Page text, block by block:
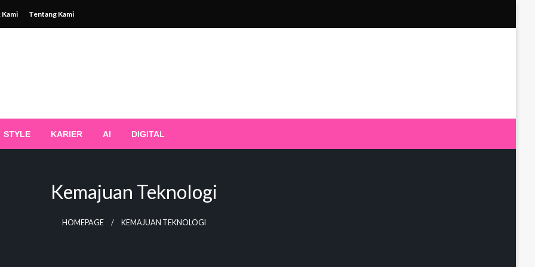
Tentang Kami
STYLE KARIER AI DIGITAL
Kemajuan Teknologi
HOMEPAGE KEMAJUAN TEKNOLOGI